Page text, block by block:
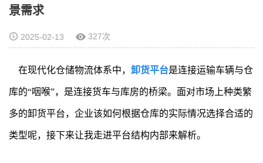
景需求
2025-02-13 327次
在现代化仓储物流体系中， 卸货平台是连接运输车辆与仓
库的“咽喉”，是连接货车与库房的桥梁。面对市场上种类繁
多的卸货平台，企业该如何根据仓库的实际情况选择合适的
类型呢，接下来让我走进平台结构内部来解析。